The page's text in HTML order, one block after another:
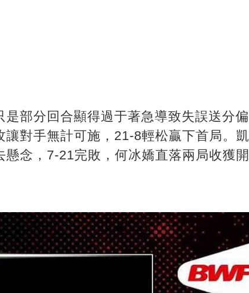
部分回合顯得過于著急導致失誤送分偏
對手無計可施，21-8輕松贏下首局。凱
念，7-21完敗，何冰嬌直落兩局收獲開